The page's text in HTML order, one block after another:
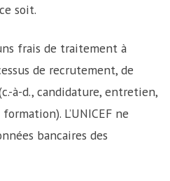
soit.
frais de traitement à
de recrutement, de
à-d., candidature, entretien,
L’UNICEF ne
bancaires des